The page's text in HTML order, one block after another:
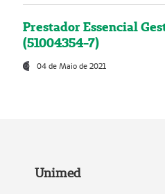
Prestador Essencial
(51004354-7)
04 de Maio de 2021
Unimed